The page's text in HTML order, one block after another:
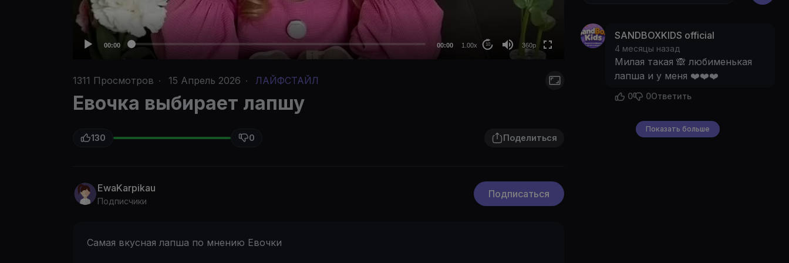
00:00 00:00 1.00x 10 360p
1311 Просмотров · 15 Апрель 2026 · ЛАЙФСТАЙЛ
Евочка выбирает лапшу
130 0 Поделиться
EwaKarpikau
Подписчики
Подписаться
Самая вкусная лапша по мнению Евочки
SANDBOXKIDS official
4 месяцы назад
Милая такая 🙈 любименькая
лапша и у меня ❤️❤️❤️
0 0Ответить
Показать больше